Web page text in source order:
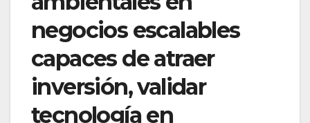
negocios escalables
capaces de atraer
inversión, validar
tecnología en